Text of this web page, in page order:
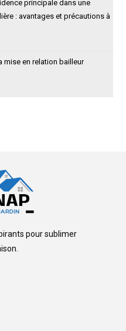
principale dans une
: avantages et précautions à
mise en relation bailleur
pour sublimer